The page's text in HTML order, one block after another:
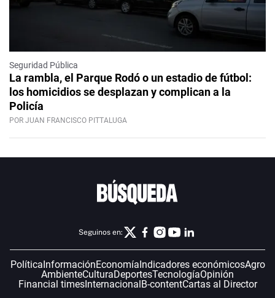
Seguridad Pública
La rambla, el Parque Rodó o un estadio de fútbol:
los homicidios se desplazan y complican a la
Policía
POR JUAN FRANCISCO PITTALUGA
Seguinos en:
PolíticaInformaciónEconomíaIndicadores económicosAgro
AmbienteCulturaDeportesTecnologíaOpinión
Financial timesInternacionalB-contentCartas al Director